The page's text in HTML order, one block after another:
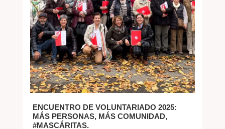
ENCUENTRO DE VOLUNTARIADO 2025:
MÁS PERSONAS, MÁS COMUNIDAD,
#MASCÁRITAS.